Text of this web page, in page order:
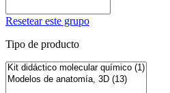
Resetear este grupo
Tipo de producto